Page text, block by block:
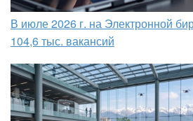
В июле 2026 г. на Электронной
104,6 тыс. вакансий